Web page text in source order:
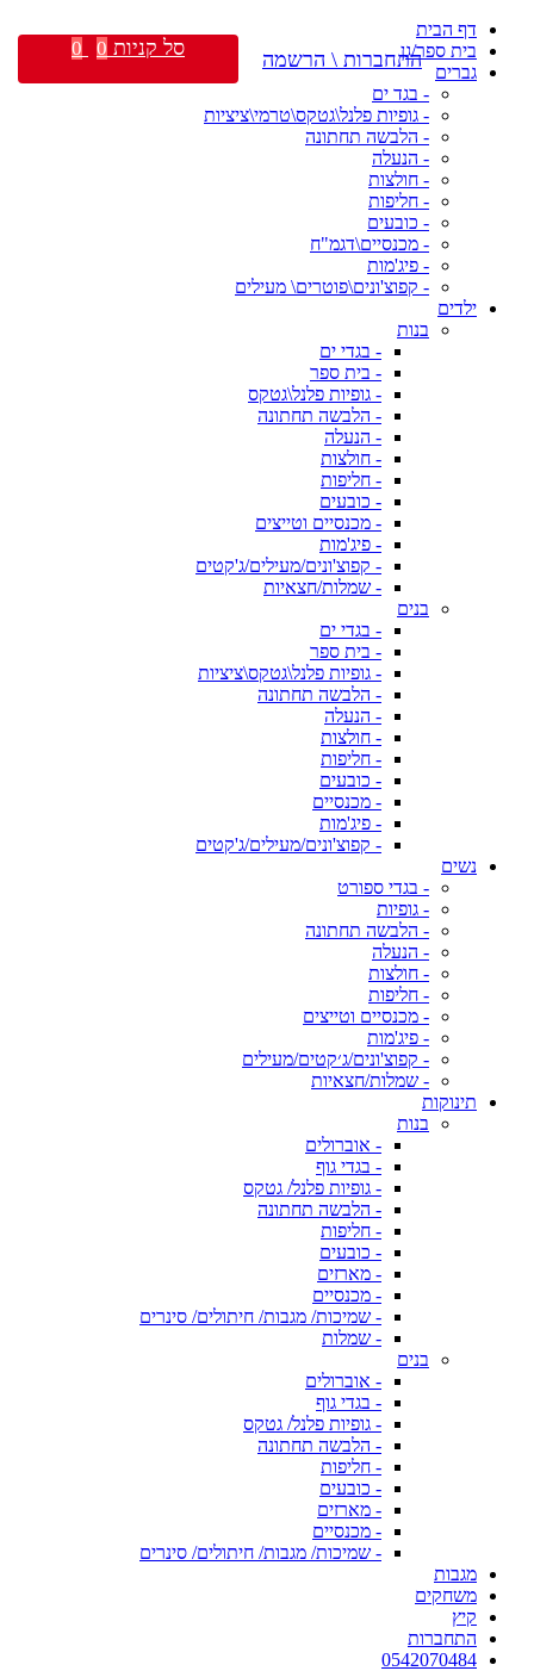
דף הבית
בית ספר/גן
גברים
- בגד ים
- גופיות פלנל\גטקס\טרמי\ציציות
- הלבשה תחתונה
- הנעלה
- חולצות
- חליפות
- כובעים
- מכנסיים\דגמ"ח
- פיג'מות
- קפוצ'ונים\פוטרים\ מעילים
ילדים
בנות
- בגדי ים
- בית ספר
- גופיות פלנל\גטקס
- הלבשה תחתונה
- הנעלה
- חולצות
- חליפות
- כובעים
- מכנסיים וטייצים
- פיג'מות
- קפוצ'ונים/מעילים/ג'קטים
- שמלות/חצאיות
בנים
- בגדי ים
- בית ספר
- גופיות פלנל\גטקס\ציציות
- הלבשה תחתונה
- הנעלה
- חולצות
- חליפות
- כובעים
- מכנסיים
- פיג'מות
- קפוצ'ונים/מעילים/ג'קטים
נשים
- בגדי ספורט
- גופיות
- הלבשה תחתונה
- הנעלה
- חולצות
- חליפות
- מכנסיים וטייצים
- פיג'מות
- קפוצ'ונים/ג׳קטים/מעילים
- שמלות/חצאיות
תינוקות
בנות
- אוברולים
- בגדי גוף
- גופיות פלנל/ גטקס
- הלבשה תחתונה
- חליפות
- כובעים
- מארזים
- מכנסיים
- שמיכות/ מגבות/ חיתולים/ סינרים
- שמלות
בנים
- אוברולים
- בגדי גוף
- גופיות פלנל/ גטקס
- הלבשה תחתונה
- חליפות
- כובעים
- מארזים
- מכנסיים
- שמיכות/ מגבות/ חיתולים/ סינרים
מגבות
משחקים
קיץ
התחברות
0542070484
התחברות \ הרשמה סל קניות 0
0